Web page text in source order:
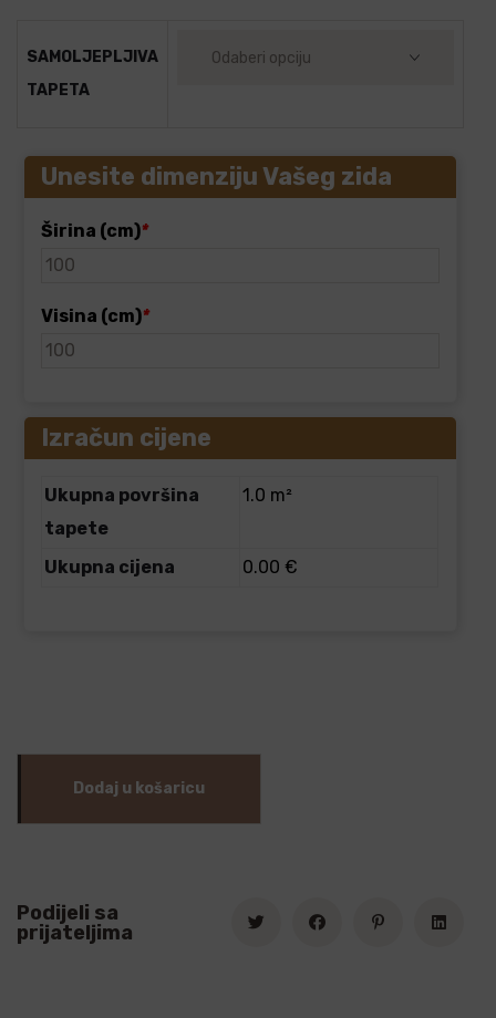
SAMOLJEPLJIVA
TAPETA
Unesite dimenziju Vašeg zida
Širina (cm)*
Visina (cm)*
Izračun cijene
Ukupna površina
tapete
1.0 m²
Ukupna cijena 0.00 €
Dodaj u košaricu
Podijeli sa
prijateljima